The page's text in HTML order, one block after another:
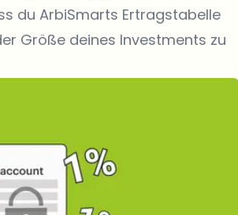
du ArbiSmarts Ertragstabelle
Größe deines Investments zu